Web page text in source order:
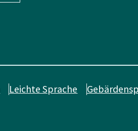
Leichte Sprache